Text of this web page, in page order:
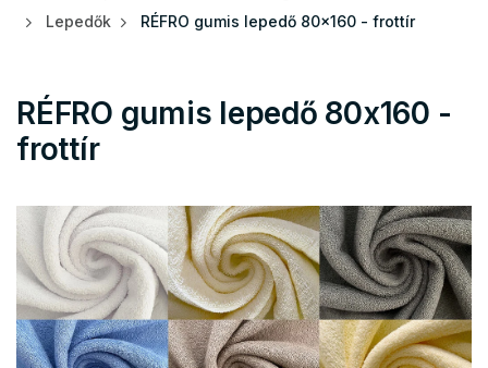
Lepedők
RÉFRO gumis lepedő 80x160 - frottír
RÉFRO gumis lepedő 80x160 -
frottír